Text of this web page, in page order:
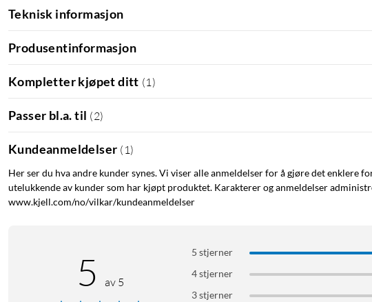
Teknisk informasjon
Produsentinformasjon
Kompletter kjøpet ditt (1 )
Passer bl.a. til (2)
Kundeanmeldelser ( 1 )
Her ser du hva andre kunder synes. Vi viser alle anmeldelser for å gjøre det enklere
utelukkende av kunder som har kjøpt produktet. Karakterer og anmeldelser
www.kjell.com/no/vilkar/kundeanmeldelser
5 av 5
5 stjerner
4 stjerner
3 stjerner